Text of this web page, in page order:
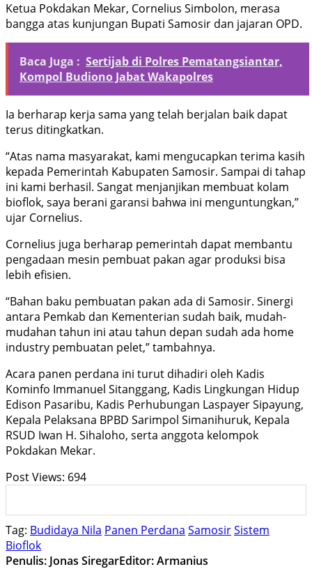
Ketua Pokdakan Mekar, Cornelius Simbolon, merasa
bangga atas kunjungan Bupati Samosir dan jajaran OPD.
Baca Juga : Sertijab di Polres Pematangsiantar,
Kompol Budiono Jabat Wakapolres
Ia berharap kerja sama yang telah berjalan baik dapat
terus ditingkatkan.
“Atas nama masyarakat, kami mengucapkan terima kasih
kepada Pemerintah Kabupaten Samosir. Sampai di tahap
ini kami berhasil. Sangat menjanjikan membuat kolam
bioflok, saya berani garansi bahwa ini menguntungkan,”
ujar Cornelius.
Cornelius juga berharap pemerintah dapat membantu
pengadaan mesin pembuat pakan agar produksi bisa
lebih efisien.
“Bahan baku pembuatan pakan ada di Samosir. Sinergi
antara Pemkab dan Kementerian sudah baik, mudah-
mudahan tahun ini atau tahun depan sudah ada home
industry pembuatan pelet,” tambahnya.
Acara panen perdana ini turut dihadiri oleh Kadis
Kominfo Immanuel Sitanggang, Kadis Lingkungan Hidup
Edison Pasaribu, Kadis Perhubungan Laspayer Sipayung,
Kepala Pelaksana BPBD Sarimpol Simanihuruk, Kepala
RSUD Iwan H. Sihaloho, serta anggota kelompok
Pokdakan Mekar.
Post Views: 694
Tag: Budidaya Nila Panen Perdana SamosirSistem
Bioflok
Penulis: Jonas SiregarEditor: Armanius